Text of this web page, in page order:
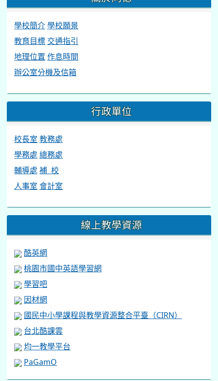
學校簡介學校願景
教育目標 交通指引
地理位置 作息時間
辦公室分機及信箱
行政單位
校長室 教務處
學務處 總務處
輔導處 補 校
人事室 會計室
線上教學資源
酷英網
桃園市國中英語學習網
學習吧
因材網
國民中小學課程與教學資源整合平臺（CIRN）
台北酷課雲
均一教學平台
PaGamO